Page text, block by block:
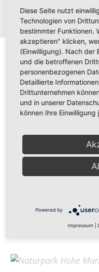
Hohe Mark
Fon: +49 (0)2363 377
info@hohe-mark-
Home
Diese Seite nutzt
Technologien von
bestimmter Funktionen.
akzeptieren" klicken,
(Einwilligung). Nach der
und die betroffenen
personenbezogenen
Detaillierte
Drittunternehmen
und in unserer
können Ihre
Powered by
Impressum